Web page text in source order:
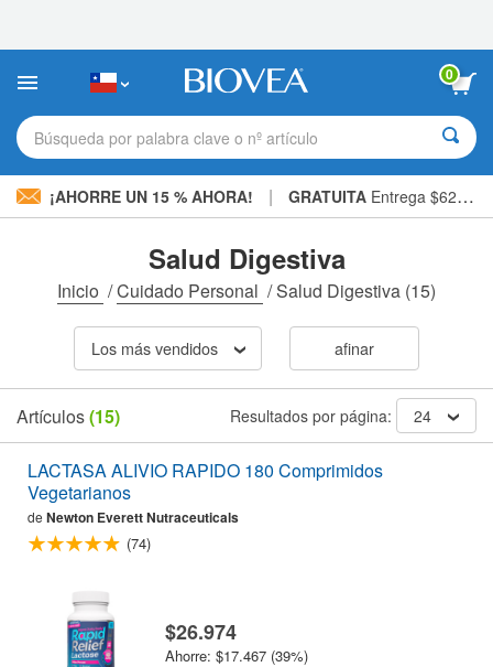
sitio
incluye
sistema
de
0
Búsqueda por palabra clave o nº artículo
¡AHORRE UN 15 % AHORA! | GRATUITA Entrega $62.900 »
Salud Digestiva
Inicio /Cuidado Personal /Salud Digestiva (15)
Los más vendidos afinar
Artículos(15) Resultados por página: 24
LACTASA ALIVIO RAPIDO 180 Comprimidos
Vegetarianos
de Newton Everett Nutraceuticals
(74)
$26.974
Ahorre: $17.467 (39%)